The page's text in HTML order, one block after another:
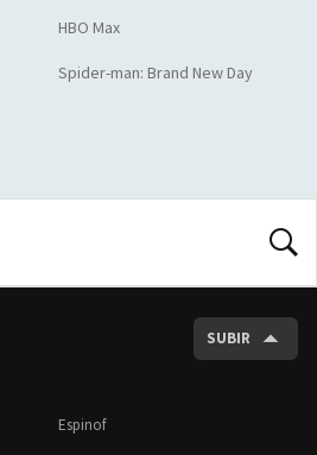
HBO Max
Spider-man: Brand New Day
SUBIR
Espinof